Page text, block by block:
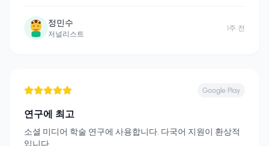
정민수
저널리스트
1주 전
Google Play
연구에 최고
소셜 미디어 학술 연구에 사용합니다. 다국어 지원이 환상적